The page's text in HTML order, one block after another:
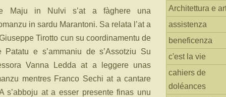
Maju in Nulvi s’at a fàghere una
in sardu Marantoni. Sa relata l’at a
Tirotto cun su coordinamentu de
Patatu e s’ammaniu de s’Assotziu Su
Vanna Ledda at a leggere unas
mentres Franco Sechi at a cantare
s’abboju at a esser presente finas unu
Architettura e
assistenza
beneficenza
c'est la vie
cahiers de
doléances